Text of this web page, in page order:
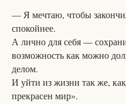
— Я мечтаю, чтобы
спокойнее.
А лично для себя —
возможность как можно
делом.
И уйти из жизни так же,
прекрасен мир».